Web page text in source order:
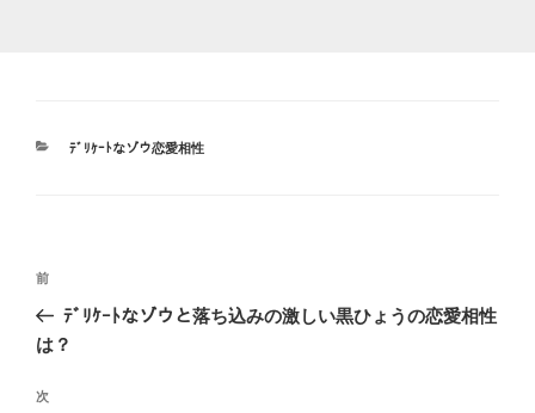
カ
ﾃﾞﾘｹｰﾄなゾウ恋愛相性
投
ナ
ゲ
前
の
投
前
ﾃﾞﾘｹｰﾄなゾウと落ち込みの激しい黒ひょうの恋愛相性
は？
次
次